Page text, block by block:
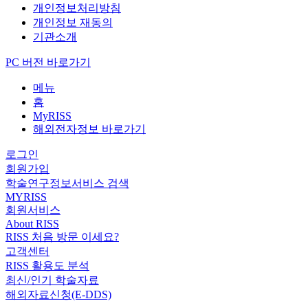
개인정보처리방침
개인정보 재동의
기관소개
PC 버전 바로가기
메뉴
홈
MyRISS
해외전자정보 바로가기
로그인
회원가입
학술연구정보서비스 검색
MYRISS
회원서비스
About RISS
RISS 처음 방문 이세요?
고객센터
RISS 활용도 분석
최신/인기 학술자료
해외자료신청(E-DDS)